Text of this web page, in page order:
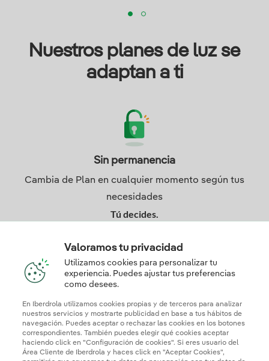
Nuestros planes de luz se
adaptan a ti
Sin permanencia
Cambia de Plan en cualquier momento según tus
necesidades
Tú decides.
¿No te decides?
Valoramos tu privacidad
Utilizamos cookies para personalizar tu
experiencia. Puedes ajustar tus preferencias
como desees.
En Iberdrola utilizamos cookies propias y de terceros para analizar
nuestros servicios y mostrarte publicidad en base a tus hábitos de
navegación. Puedes aceptar o rechazar las cookies en los botones
correspondientes. También puedes elegir qué cookies aceptar
haciendo click en "Configuración de cookies". Si eres usuario del
Área Cliente de Iberdrola y haces click en "Aceptar Cookies",